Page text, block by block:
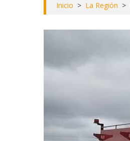
Inicio > La Región >